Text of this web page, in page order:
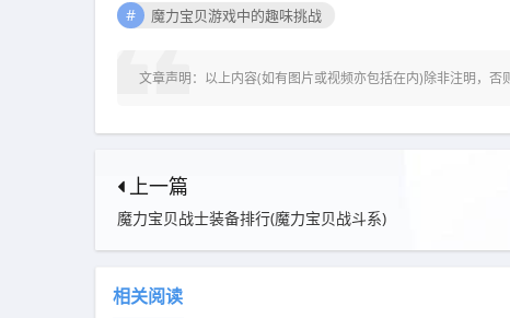
魔力宝贝游戏中的趣味挑战
文章声明：以上内容(如有图片或视频亦包括在内)除非注明，否
上一篇
魔力宝贝战士装备排行(魔力宝贝战斗系)
相关阅读